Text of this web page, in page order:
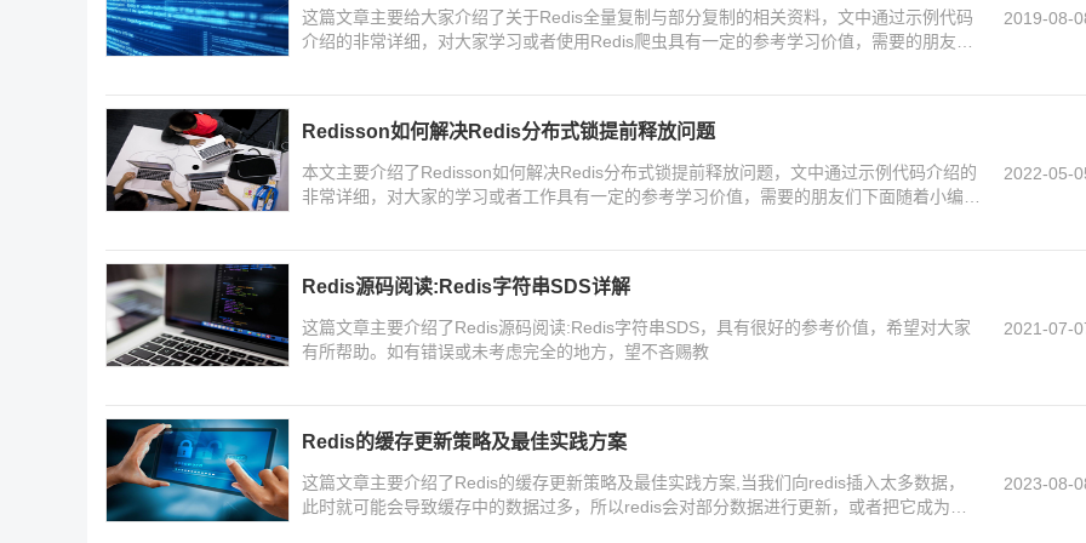
这篇文章主要给大家介绍了关于Redis全量复制与部分复制的相关资料，文中通过示例代码
介绍的非常详细，对大家学习或者使用Redis爬虫具有一定的参考学习价值，需要的朋友们
2019-08-
Redisson如何解决Redis分布式锁提前释放问题
本文主要介绍了Redisson如何解决Redis分布式锁提前释放问题，文中通过示例代码介绍的
非常详细，对大家的学习或者工作具有一定的参考学习价值，需要的朋友们下面随着小编来
2022-05-
Redis源码阅读:Redis字符串SDS详解
这篇文章主要介绍了Redis源码阅读:Redis字符串SDS，具有很好的参考价值，希望对大家
有所帮助。如有错误或未考虑完全的地方，望不吝赐教
2021-07-
Redis的缓存更新策略及最佳实践方案
这篇文章主要介绍了Redis的缓存更新策略及最佳实践方案,当我们向redis插入太多数据，
此时就可能会导致缓存中的数据过多，所以redis会对部分数据进行更新，或者把它成为淘
2023-08-